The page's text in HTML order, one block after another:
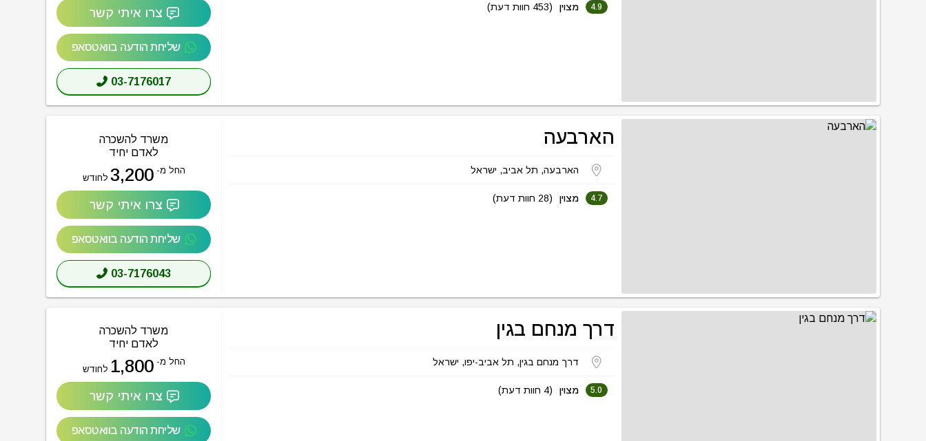
4.9 מצוין (453 חוות דעת) צרו איתי קשר
שליחת הודעה בוואטסאפ
03-7176017
הארבעה
הארבעה, תל אביב, ישראל
4.7 מצוין (28 חוות דעת)
משרד להשכרה
לאדם יחיד
החל מ- 3,200 לחודש
צרו איתי קשר
שליחת הודעה בוואטסאפ
03-7176043
דרך מנחם בגין
דרך מנחם בגין, תל אביב-יפו, ישראל
5.0 מצוין (4 חוות דעת)
משרד להשכרה
לאדם יחיד
החל מ- 1,800 לחודש
צרו איתי קשר
שליחת הודעה בוואטסאפ